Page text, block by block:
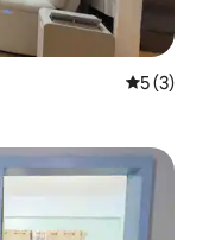
5 (3)